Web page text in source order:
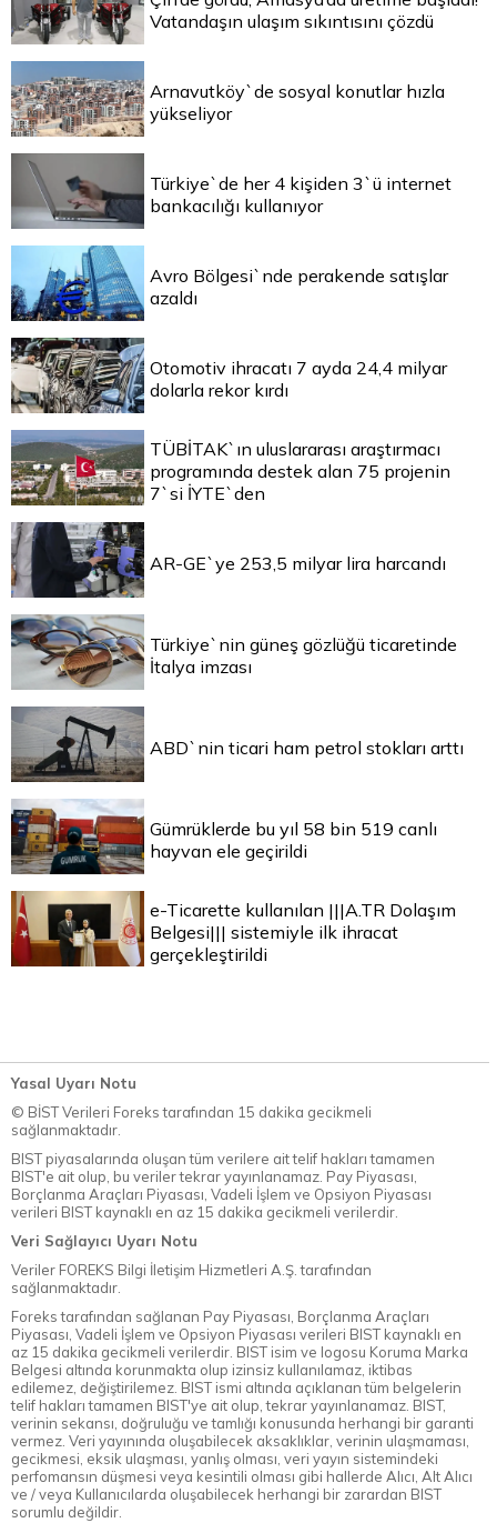
Vatandaşın ulaşım sıkıntısını çözdü
Arnavutköy`de sosyal konutlar hızla
yükseliyor
Türkiye`de her 4 kişiden 3`ü internet
bankacılığı kullanıyor
Avro Bölgesi`nde perakende satışlar
azaldı
Otomotiv ihracatı 7 ayda 24,4 milyar
dolarla rekor kırdı
TÜBİTAK`ın uluslararası araştırmacı
programında destek alan 75 projenin
7`si İYTE`den
AR-GE`ye 253,5 milyar lira harcandı
Türkiye`nin güneş gözlüğü ticaretinde
İtalya imzası
ABD`nin ticari ham petrol stokları arttı
Gümrüklerde bu yıl 58 bin 519 canlı
hayvan ele geçirildi
e-Ticarette kullanılan |||A.TR Dolaşım
Belgesi||| sistemiyle ilk ihracat
gerçekleştirildi
Yasal Uyarı Notu
© BİST Verileri Foreks tarafından 15 dakika gecikmeli
sağlanmaktadır.
BIST piyasalarında oluşan tüm verilere ait telif hakları tamamen
BIST'e ait olup, bu veriler tekrar yayınlanamaz. Pay Piyasası,
Borçlanma Araçları Piyasası, Vadeli İşlem ve Opsiyon Piyasası
verileri BIST kaynaklı en az 15 dakika gecikmeli verilerdir.
Veri Sağlayıcı Uyarı Notu
Veriler FOREKS Bilgi İletişim Hizmetleri A.Ş. tarafından
sağlanmaktadır.
Foreks tarafından sağlanan Pay Piyasası, Borçlanma Araçları
Piyasası, Vadeli İşlem ve Opsiyon Piyasası verileri BIST kaynaklı en
az 15 dakika gecikmeli verilerdir. BIST isim ve logosu Koruma Marka
Belgesi altında korunmakta olup izinsiz kullanılamaz, iktibas
edilemez, değiştirilemez. BIST ismi altında açıklanan tüm belgelerin
telif hakları tamamen BIST'ye ait olup, tekrar yayınlanamaz. BIST,
verinin sekansı, doğruluğu ve tamlığı konusunda herhangi bir garanti
vermez. Veri yayınında oluşabilecek aksaklıklar, verinin ulaşmaması,
gecikmesi, eksik ulaşması, yanlış olması, veri yayın sistemindeki
perfomansın düşmesi veya kesintili olması gibi hallerde Alıcı, Alt Alıcı
ve / veya Kullanıcılarda oluşabilecek herhangi bir zarardan BIST
sorumlu değildir.